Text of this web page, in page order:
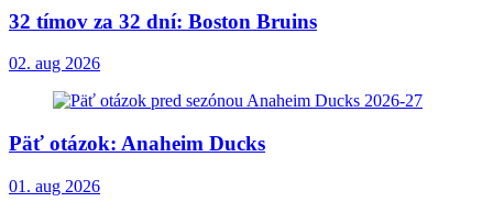
32 tímov za 32 dní: Boston Bruins
02. aug 2026
Päť otázok: Anaheim Ducks
01. aug 2026